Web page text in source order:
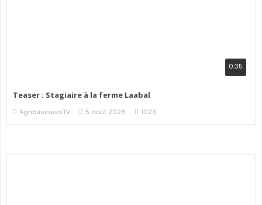
0:35
Teaser : Stagiaire à la ferme Laabal
AgribusinessTV 5 août 2026 1023